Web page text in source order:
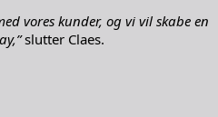
vores kunder, og vi vil skabe en
slutter Claes.